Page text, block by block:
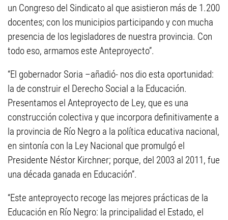
un Congreso del Sindicato al que asistieron más de 1.200
docentes; con los municipios participando y con mucha
presencia de los legisladores de nuestra provincia. Con
todo eso, armamos este Anteproyecto”.
“El gobernador Soria –añadió- nos dio esta oportunidad:
la de construir el Derecho Social a la Educación.
Presentamos el Anteproyecto de Ley, que es una
construcción colectiva y que incorpora definitivamente a
la provincia de Río Negro a la política educativa nacional,
en sintonía con la Ley Nacional que promulgó el
Presidente Néstor Kirchner; porque, del 2003 al 2011, fue
una década ganada en Educación”.
“Este anteproyecto recoge las mejores prácticas de la
Educación en Río Negro: la principalidad el Estado, el